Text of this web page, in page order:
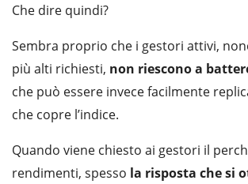
Che dire quindi?
Sembra proprio che i gestori attivi,
più alti richiesti, non riescono a
che può essere invece facilmente
che copre l’indice.
Quando viene chiesto ai gestori il
rendimenti, spesso la risposta che si